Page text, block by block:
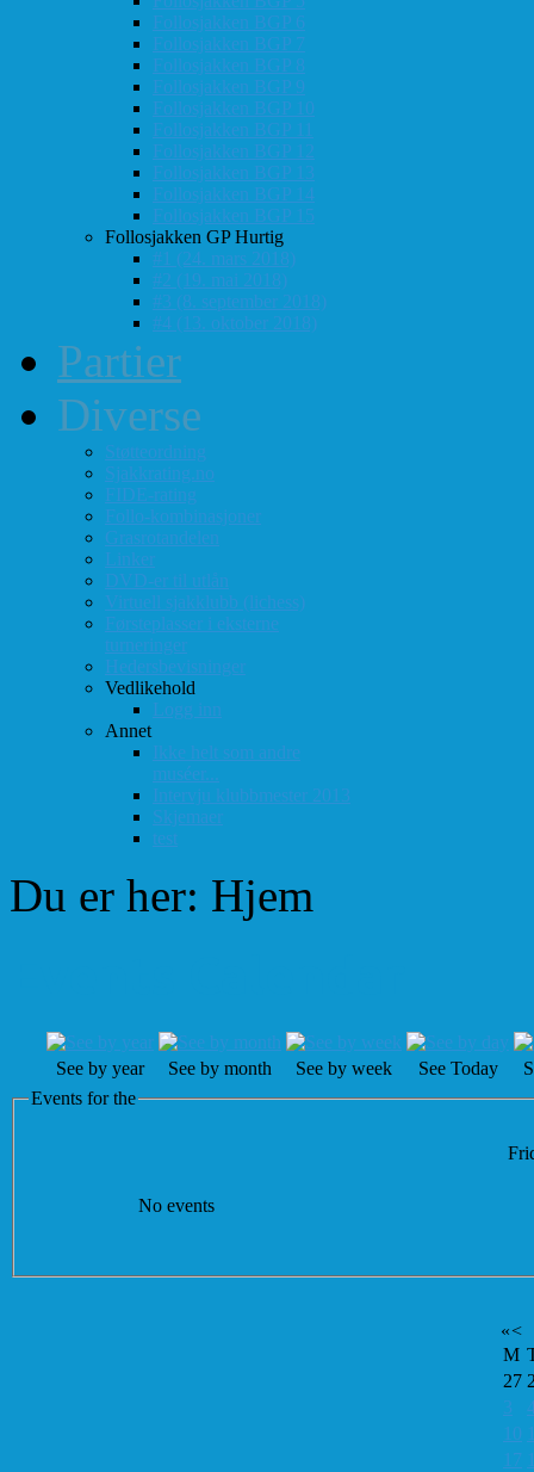
Follosjakken BGP 6
Follosjakken BGP 7
Follosjakken BGP 8
Follosjakken BGP 9
Follosjakken BGP 10
Follosjakken BGP 11
Follosjakken BGP 12
Follosjakken BGP 13
Follosjakken BGP 14
Follosjakken BGP 15
Follosjakken GP Hurtig
#1 (24. mars 2018)
#2 (19. mai 2018)
#3 (8. september 2018)
#4 (13. oktober 2018)
Partier
Diverse
Støtteordning
Sjakkrating.no
FIDE-rating
Follo-kombinasjoner
Grasrotandelen
Linker
DVD-er til utlån
Virtuell sjakklubb (lichess)
Førsteplasser i eksterne
turneringer
Hedersbevisninger
Vedlikehold
Logg inn
Annet
Ikke helt som andre
muséer...
Intervju klubbmester 2013
Skjemaer
test
Du er her: Hjem
See by year See by month See by week See Today
Events for the
No events
«<
M
27
3
10
17